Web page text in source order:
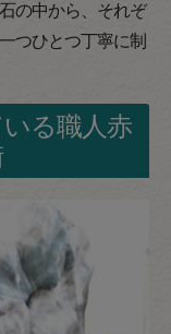
の中から、それぞ
つひとつ丁寧に制
る職人赤